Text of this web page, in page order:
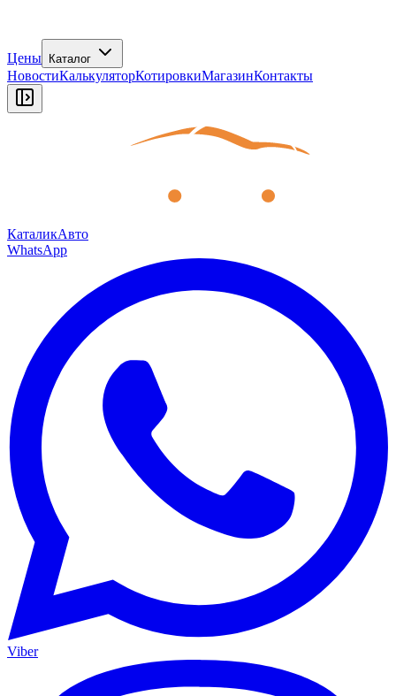
Цены Каталог
НовостиКалькуляторКотировкиМагазинКонтакты
КаталикАвто
WhatsApp
Viber